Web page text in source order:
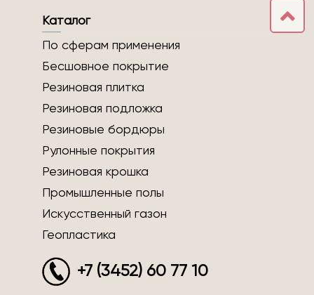
Каталог
По сферам применения
Бесшовное покрытие
Резиновая плитка
Резиновая подложка
Резиновые бордюры
Рулонные покрытия
Резиновая крошка
Промышленные полы
Искусственный газон
Геопластика
+7 (3452) 60 77 10